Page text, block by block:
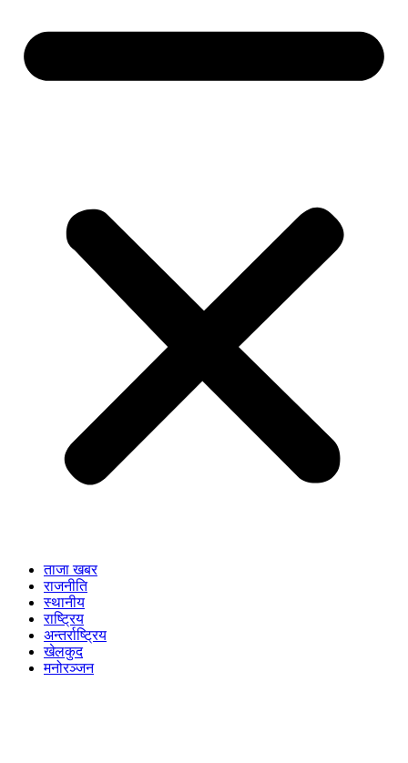
ताजा खबर
राजनीति
स्थानीय
राष्ट्रिय
अन्तर्राष्ट्रिय
खेलकुद
मनोरञ्जन